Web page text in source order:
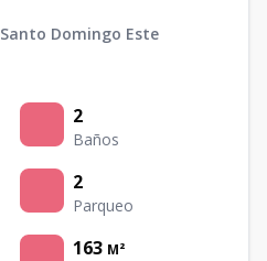
Santo Domingo Este
2
Baños
2
Parqueo
163 M²